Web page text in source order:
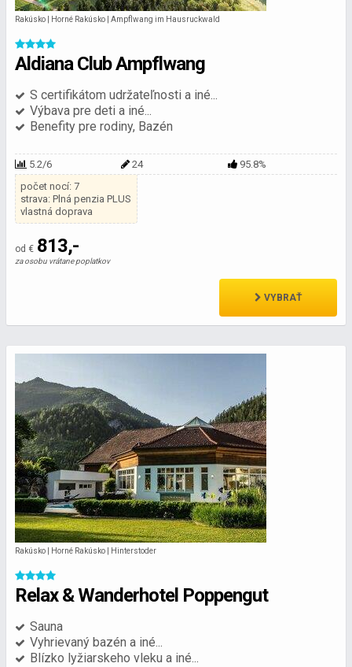
Rakúsko | Horné Rakúsko | Ampflwang im Hausruckwald
Aldiana Club Ampflwang
S certifikátom udržateľnosti a iné...
Výbava pre deti a iné...
Benefity pre rodiny, Bazén
5.2/6 24
95.8%
počet nocí: 7
strava: Plná penzia PLUS
vlastná doprava
od € 813,-
za osobu vrátane poplatkov
VYBRAŤ
Rakúsko | Horné Rakúsko | Hinterstoder
Relax & Wanderhotel Poppengut
Sauna
Vyhrievaný bazén a iné...
Blízko lyžiarskeho vleku a iné...